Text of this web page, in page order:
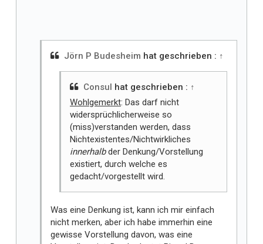
m
i
Jörn P Budesheim hat geschrieben : ↑
Consul hat geschrieben : ↑
Wohlgemerkt: Das darf nicht
widersprüchlicherweise so
(miss)verstanden werden, dass
Nichtexistentes/Nichtwirkliches
innerhalbder Denkung/Vorstellung
existiert, durch welche es
gedacht/vorgestellt wird.
Was eine Denkung ist, kann ich mir einfach
nicht merken, aber ich habe immerhin eine
gewisse Vorstellung davon, was eine